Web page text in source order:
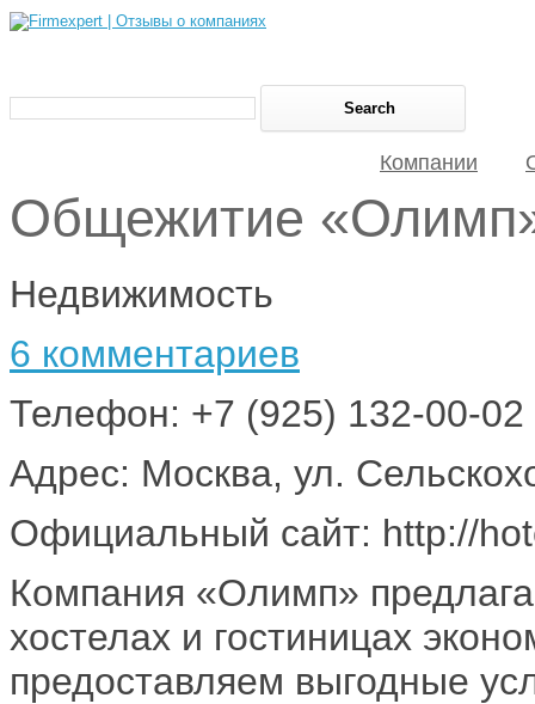
Компании
Общежитие
Недвижимость
6 комментариев
Телефон: +7 (925) 132-00-02
Адрес: Москва, ул.
Официальный сайт: http://
Компания «Олимп»
хостелах и гостиницах
предоставляем выгодные